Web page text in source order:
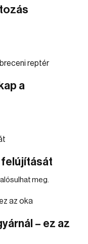
a
felújítását
meg.
– ez az